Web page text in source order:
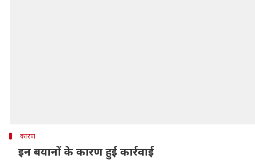
कारण
इन बयानों के कारण हुई कार्रवाई